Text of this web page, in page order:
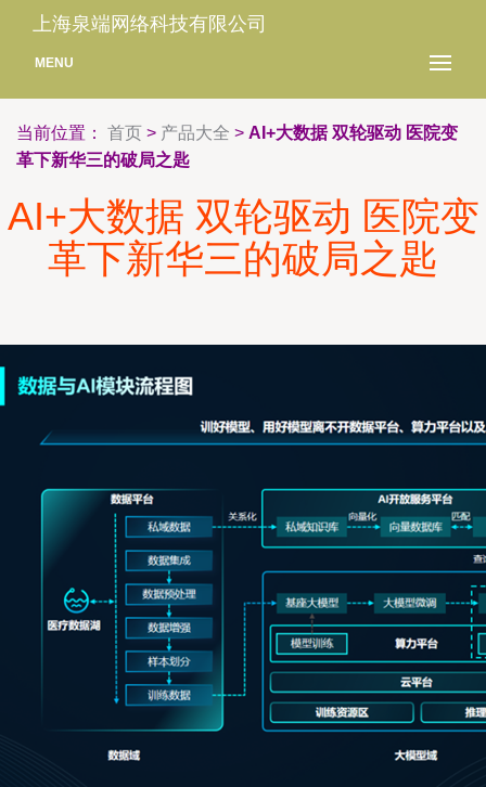
上海泉端网络科技有限公司
MENU
当前位置： 首页 > 产品大全 > AI+大数据 双轮驱动 医院变
革下新华三的破局之匙
AI+大数据 双轮驱动 医院变
革下新华三的破局之匙